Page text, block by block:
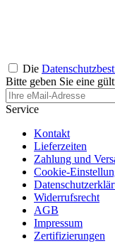
Die
Bitte geben Sie eine
Service
Kontakt
Lieferzeiten
Zahlung und
Cookie-
Widerrufsrecht
AGB
Impressum
Zertifizierungen